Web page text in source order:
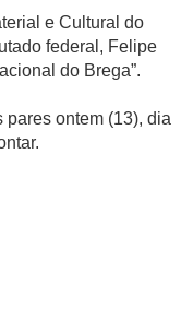
e Cultural do
federal, Felipe
do Brega”.
ontem (13), dia